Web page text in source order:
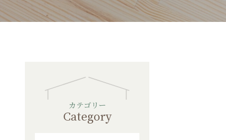
カテゴリー
Category